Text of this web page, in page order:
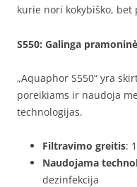
kurie nori kokybiško,
S550: Galinga
„Aquaphor S550“ yra
poreikiams ir naudoja
technologijas.
Filtravimo greitis:
Naudojama
dezinfekcija